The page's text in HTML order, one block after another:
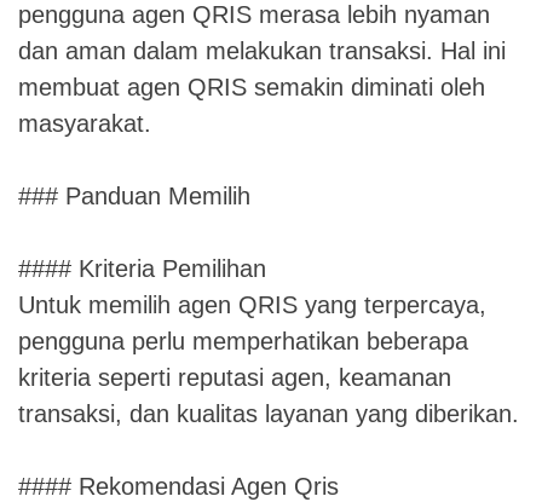
pengguna agen QRIS merasa lebih nyaman
dan aman dalam melakukan transaksi. Hal ini
membuat agen QRIS semakin diminati oleh
masyarakat.
### Panduan Memilih
#### Kriteria Pemilihan
Untuk memilih agen QRIS yang terpercaya,
pengguna perlu memperhatikan beberapa
kriteria seperti reputasi agen, keamanan
transaksi, dan kualitas layanan yang diberikan.
#### Rekomendasi Agen Qris